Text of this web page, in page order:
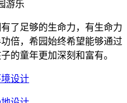
了足够的生命力，有生命力
倍，希园始终希望能够通过
的童年更加深刻和富有。
设计